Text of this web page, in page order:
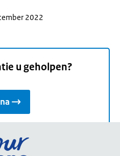
2022
u geholpen?
Ga